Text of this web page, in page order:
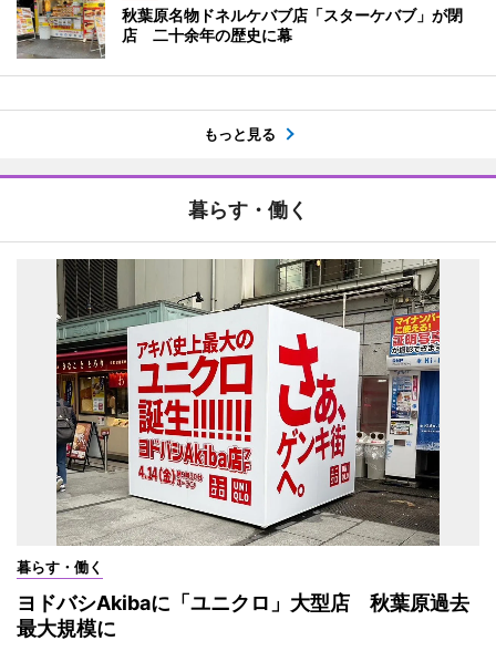
秋葉原名物ドネルケバブ店「スターケバブ」が閉
店 二十余年の歴史に幕
もっと見る
暮らす・働く
暮らす・働く
ヨドバシAkibaに「ユニクロ」大型店 秋葉原過去
最大規模に